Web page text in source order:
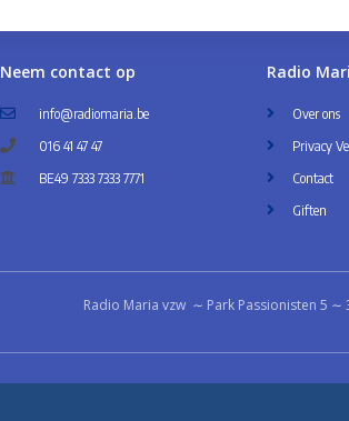
Neem contact op
info@radiomaria.be
016 41 47 47
BE49 7333 7333 7771
Radio
Over ons
Privacy
Contact
Giften
Radio Maria vzw ∼ Park Passionisten 5